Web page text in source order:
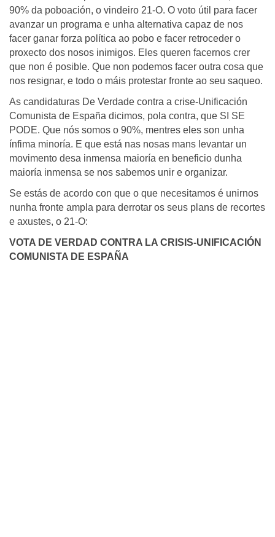
90% da poboación, o vindeiro 21-O. O voto útil para facer
avanzar un programa e unha alternativa capaz de nos
facer ganar forza política ao pobo e facer retroceder o
proxecto dos nosos inimigos. Eles queren facernos crer
que non é posible. Que non podemos facer outra cosa que
nos resignar, e todo o máis protestar fronte ao seu saqueo.
As candidaturas De Verdade contra a crise-Unificación
Comunista de España dicimos, pola contra, que SI SE
PODE. Que nós somos o 90%, mentres eles son unha
ínfima minoría. E que está nas nosas mans levantar un
movimento desa inmensa maioría en beneficio dunha
maioría inmensa se nos sabemos unir e organizar.
Se estás de acordo con que o que necesitamos é unirnos
nunha fronte ampla para derrotar os seus plans de recortes
e axustes, o 21-O:
VOTA DE VERDAD CONTRA LA CRISIS-UNIFICACIÓN
COMUNISTA DE ESPAÑA